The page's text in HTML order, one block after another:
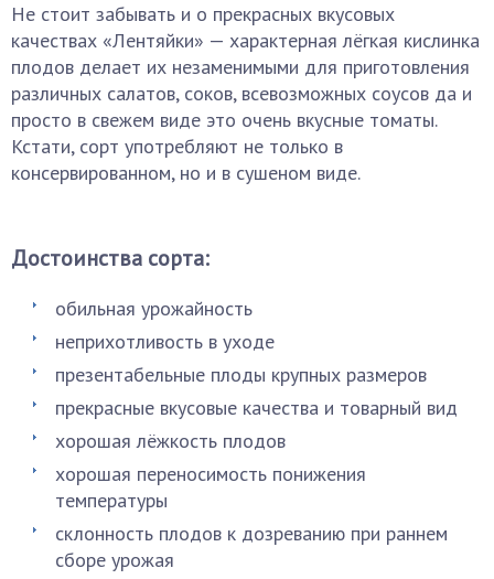
Не стоит забывать и о прекрасных вкусовых
качествах «Лентяйки» — характерная лёгкая кислинка
плодов делает их незаменимыми для приготовления
различных салатов, соков, всевозможных соусов да и
просто в свежем виде это очень вкусные томаты.
Кстати, сорт употребляют не только в
консервированном, но и в сушеном виде.
Достоинства сорта:
обильная урожайность
неприхотливость в уходе
презентабельные плоды крупных размеров
прекрасные вкусовые качества и товарный вид
хорошая лёжкость плодов
хорошая переносимость понижения
температуры
склонность плодов к дозреванию при раннем
сборе урожая